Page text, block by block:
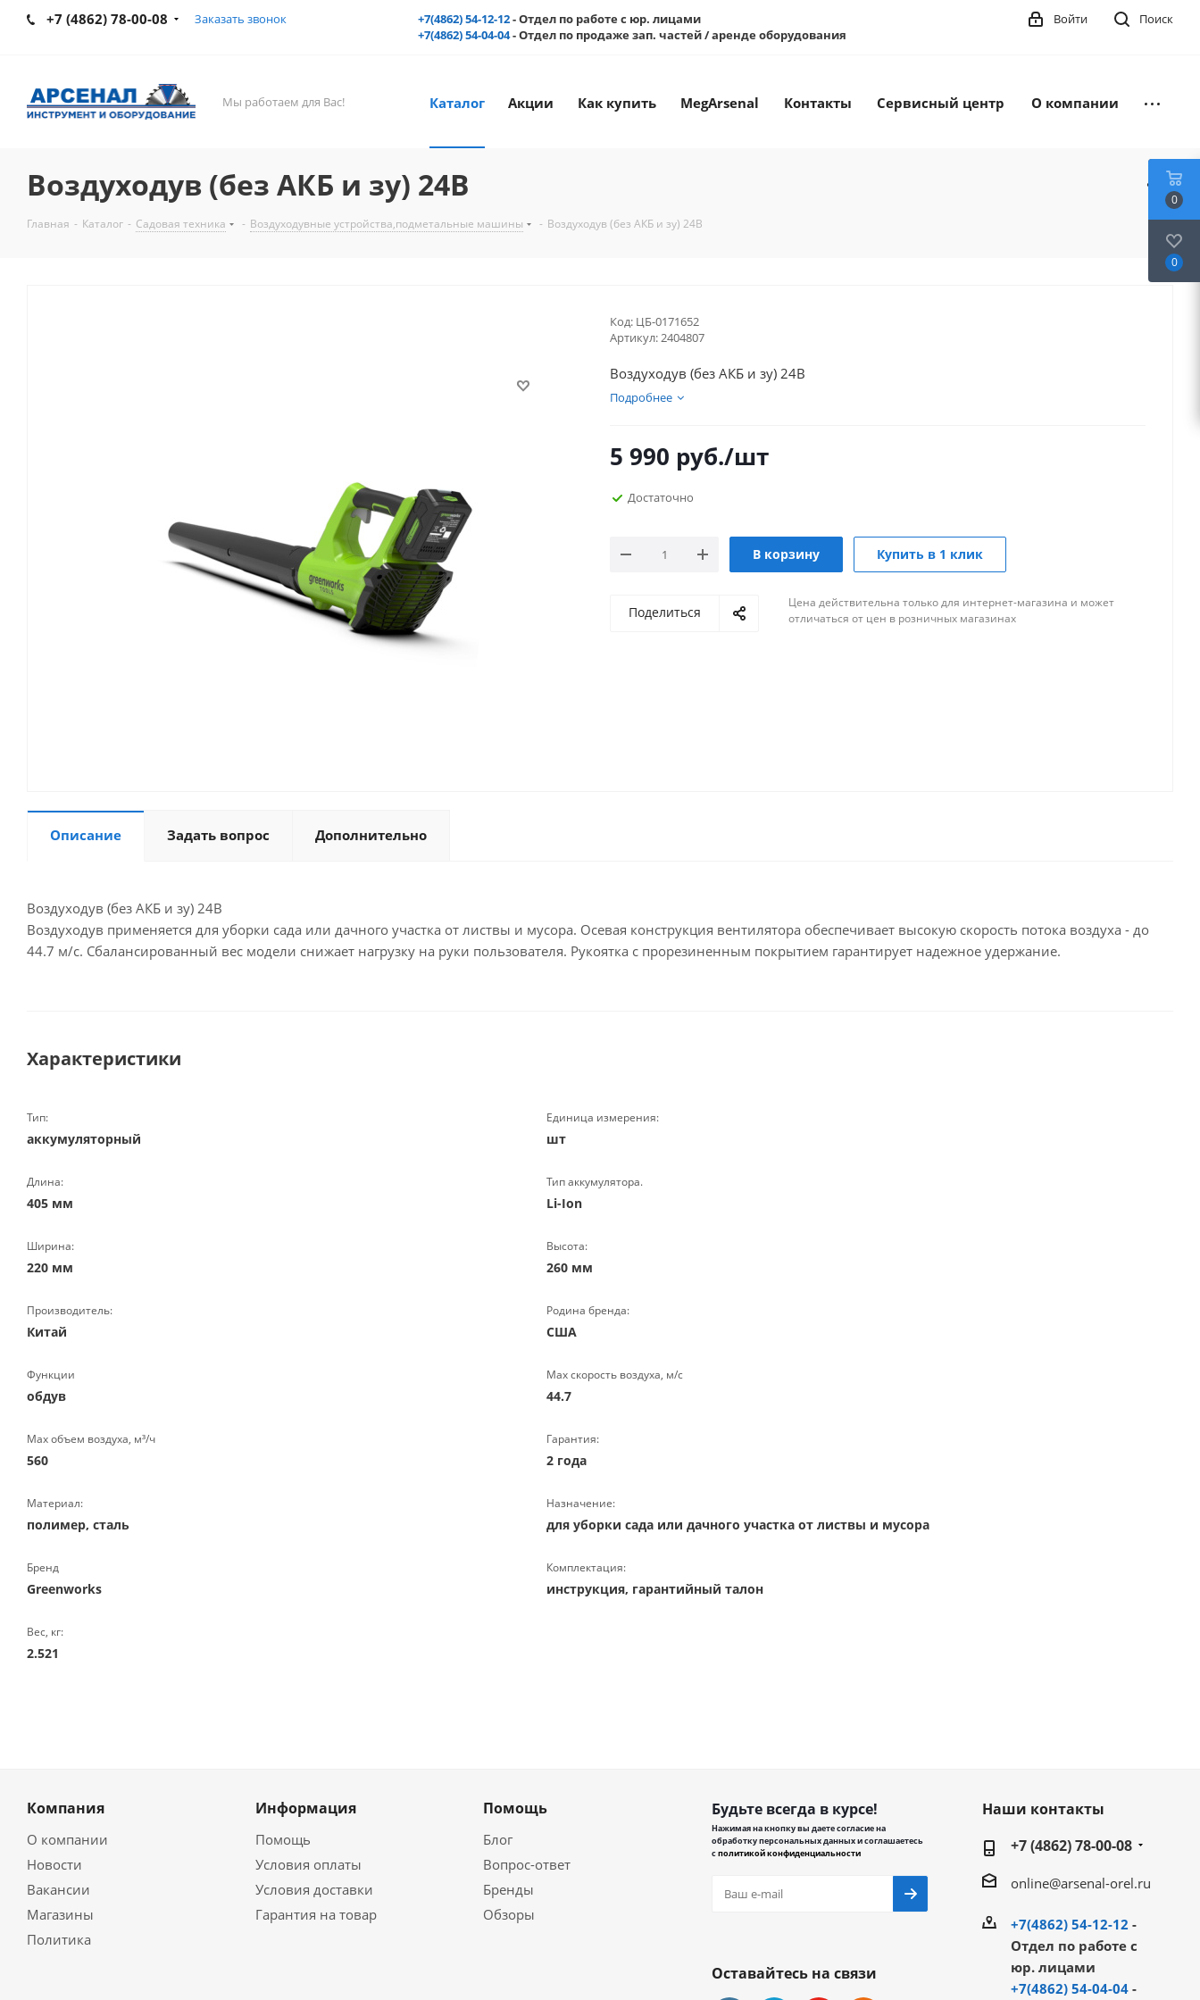
+7 (4862) 78-00-08 Заказать звонок +7(4862) 54-12-12- Отдел по работе с юр. лицами
+7(4862) 54-04-04- Отдел по продаже зап. частей / аренде оборудования
Поиск
Войти
Мы работаем для Вас! Каталог Акции Как купить MegArsenal Контакты Сервисный центр О компании
Воздуходув (без АКБ и зу) 24В
Главная - Каталог - Садовая техника - Воздуходувные устройства,подметальные машины - Воздуходув (без АКБ и зу) 24В
Код: ЦБ-0171652
Артикул:2404807
Воздуходув (без АКБ и зу) 24В
Подробнее
5 990 руб./шт
Достаточно
В корзину Купить в 1 клик
Поделиться
Цена действительна только для интернет-магазина и может
отличаться от цен в розничных магазинах
Описание Задать вопрос Дополнительно
Воздуходув (без АКБ и зу) 24В
Воздуходув применяется для уборки сада или дачного участка от листвы и мусора. Осевая конструкция вентилятора обеспечивает высокую скорость потока воздуха - до
44.7 м/с. Сбалансированный вес модели снижает нагрузку на руки пользователя. Рукоятка с прорезиненным покрытием гарантирует надежное удержание.
Характеристики
Тип:
аккумуляторный
Единица измерения:
шт
Длина:
405 мм
Тип аккумулятора.
Li-Ion
Ширина:
220 мм
Высота:
260 мм
Производитель:
Китай
Родина бренда:
США
Функции
обдув
Max скорость воздуха, м/с
44.7
Max объем воздуха, м³/ч
560
Гарантия:
2 года
Материал:
полимер, сталь
Назначение:
для уборки сада или дачного участка от листвы и мусора
Бренд
Greenworks
Комплектация:
инструкция, гарантийный талон
Вес, кг:
2.521
Компания
О компании
Новости
Вакансии
Магазины
Политика
Информация
Помощь
Условия оплаты
Условия доставки
Гарантия на товар
Помощь
Блог
Вопрос-ответ
Бренды
Обзоры
Будьте всегда в курсе!
Нажимая на кнопку вы даете согласие на
обработку персональных данных и соглашаетесь
сполитикой конфиденциальности
Оставайтесь на связи
Наши контакты
+7 (4862) 78-00-08
online@arsenal-orel.ru
+7(4862) 54-12-12 -
Отдел по работе с
юр. лицами
+7(4862) 54-04-04-
0
0